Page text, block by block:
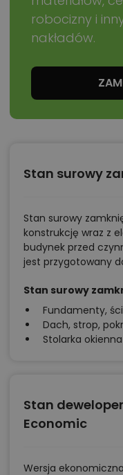
robocizny i
nakładów.
Stan surowy
Stan surowy
konstrukcję wraz z
budynek przed
jest przygotowany
Stan surowy
Fundamenty,
Dach, strop,
Stolarka
Stan
Economic
Wersja